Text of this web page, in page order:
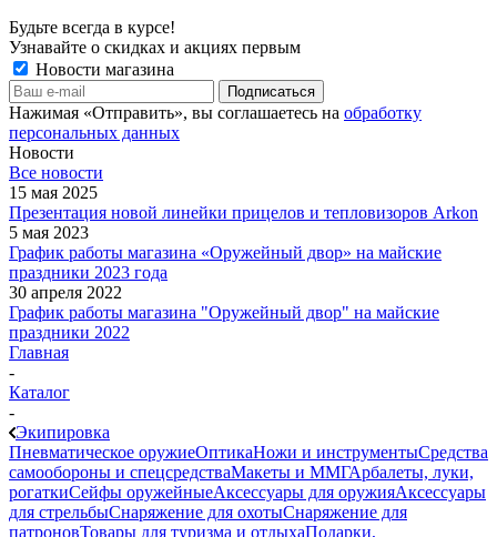
Будьте всегда в курсе!
Узнавайте о скидках и акциях первым
Новости магазина
Нажимая «Отправить», вы соглашаетесь на обработку
персональных данных
Новости
Все новости
15 мая 2025
Презентация новой линейки прицелов и тепловизоров Arkon
5 мая 2023
График работы магазина «Оружейный двор» на майские
праздники 2023 года
30 апреля 2022
График работы магазина "Оружейный двор" на майские
праздники 2022
Главная
-
Каталог
-
Экипировка
Пневматическое оружиеОптикаНожи и инструментыСредства
самообороны и спецсредстваМакеты и ММГАрбалеты, луки,
рогаткиСейфы оружейныеАксессуары для оружияАксессуары
для стрельбыСнаряжение для охотыСнаряжение для
патроновТовары для туризма и отдыхаПодарки,